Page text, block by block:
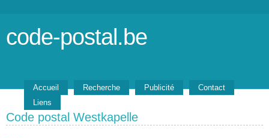
code-postal.be
Accueil Recherche Publicité
Contact
Liens
Code postal Westkapelle